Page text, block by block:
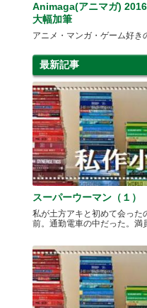
Animaga(アニマガ)
大幅加筆
アニメ・マンガ・ゲーム好き
最新記事
スーパーウーマン（１）
私が土方アキと初めて会った
前。通勤電車の中だった。満